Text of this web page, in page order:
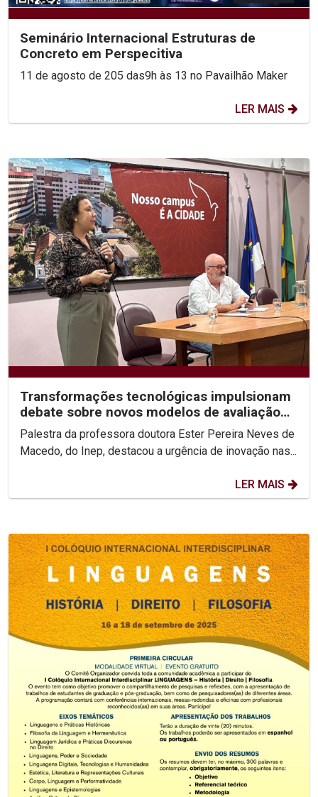
Seminário Internacional Estruturas de
Concreto em Perspecitiva
11 de agosto de 205 das9h às 13 no Pavailhão Maker
LER MAIS
Transformações tecnológicas impulsionam
debate sobre novos modelos de avaliação
do ensino superior
Palestra da professora doutora Ester Pereira Neves de
Macedo, do Inep, destacou a urgência de inovação nas...
LER MAIS